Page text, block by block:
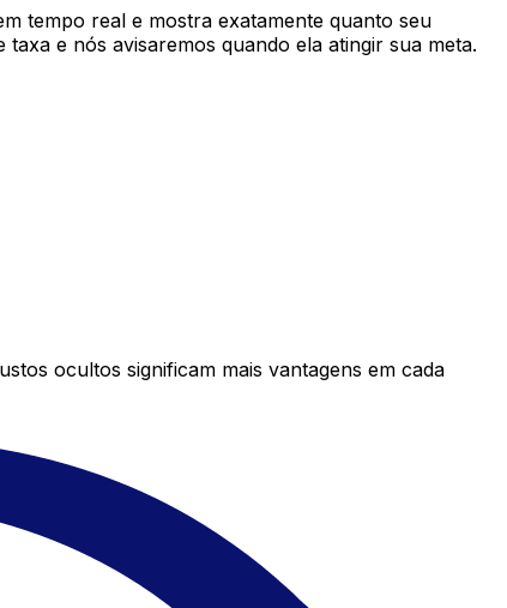
tempo real e mostra exatamente quanto seu
e nós avisaremos quando ela atingir sua meta.
ocultos significam mais vantagens em cada